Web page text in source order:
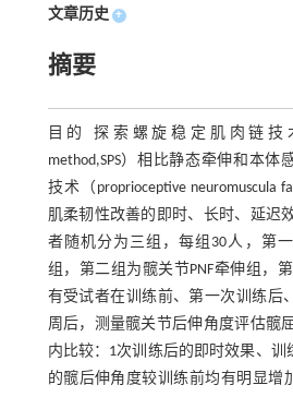
文章历史 +
摘要
目的 探索螺旋稳定肌肉链技术
method,SPS）相比静态牵伸和本
技术（proprioceptive neuromuscula
肌柔韧性改善的即时、长时、延迟
者随机分为三组，每组30人，第
组，第二组为髋关节PNF牵伸组，
有受试者在训练前、第一次训练后
周后，测量髋关节后伸角度评估髋
内比较：1次训练后的即时效果、训
的髋后伸角度较训练前均有明显增